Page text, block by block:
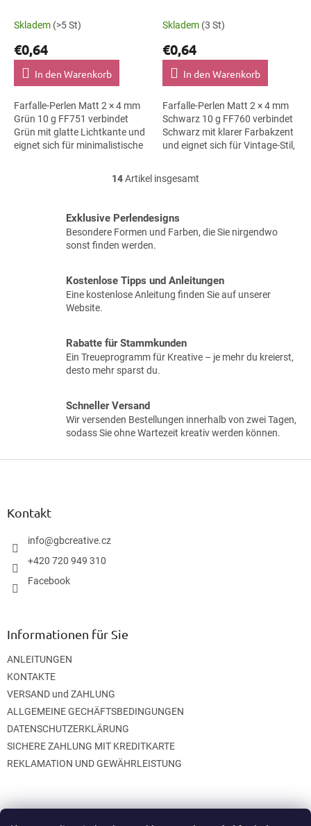
Skladem (>5 St)
€0,64
In den Warenkorb
Farfalle-Perlen Matt 2 × 4 mm
Grün 10 g FF751 verbindet
Grün mit glatte Lichtkante und
eignet sich für minimalistische
Skladem (3 St)
€0,64
In den Warenkorb
Farfalle-Perlen Matt 2 × 4 mm
Schwarz 10 g FF760 verbindet
Schwarz mit klarer Farbakzent
und eignet sich für Vintage-Stil,
hilft...
S
e
u
e
r
l
e
t
e
d
i
s
e
14Artikel insgesamt
Exklusive Perlendesigns
Besondere Formen und Farben, die Sie nirgendwo
sonst finden werden.
Kostenlose Tipps und Anleitungen
Eine kostenlose Anleitung finden Sie auf unserer
Website.
Rabatte für Stammkunden
Ein Treueprogramm für Kreative – je mehr du kreierst,
desto mehr sparst du.
Schneller Versand
Wir versenden Bestellungen innerhalb von zwei Tagen,
sodass Sie ohne Wartezeit kreativ werden können.
Kontakt
info@gbcreative.cz
+420 720 949 310
Facebook
Informationen für Sie
ANLEITUNGEN
KONTAKTE
VERSAND und ZAHLUNG
ALLGEMEINE GECHÄFTSBEDINGUNGEN
DATENSCHUTZERKLÄRUNG
SICHERE ZAHLUNG MIT KREDITKARTE
REKLAMATION UND GEWÄHRLEISTUNG